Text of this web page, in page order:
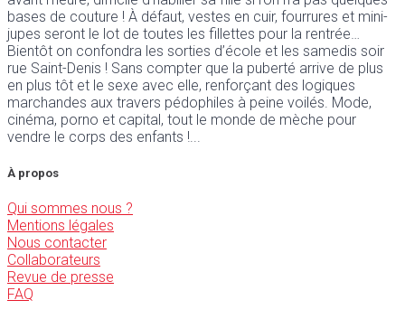
bases de couture ! À défaut, vestes en cuir, fourrures et mini-
jupes seront le lot de toutes les fillettes pour la rentrée…
Bientôt on confondra les sorties d’école et les samedis soir
rue Saint-Denis ! Sans compter que la puberté arrive de plus
en plus tôt et le sexe avec elle, renforçant des logiques
marchandes aux travers pédophiles à peine voilés. Mode,
cinéma, porno et capital, tout le monde de mèche pour
vendre le corps des enfants !
À propos
Qui sommes nous ?
Mentions légales
Nous contacter
Collaborateurs
Revue de presse
FAQ